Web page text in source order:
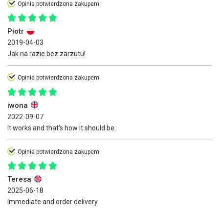
Opinia potwierdzona zakupem
Piotr
2019-04-03
Jak na razie bez zarzutu!
Opinia potwierdzona zakupem
iwona
2022-09-07
It works and that's how it should be.
Opinia potwierdzona zakupem
Teresa
2025-06-18
Immediate and order delivery